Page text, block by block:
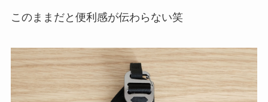
このままだと便利感が伝わらない笑